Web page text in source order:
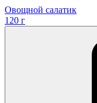
Овощной салатик
120 г